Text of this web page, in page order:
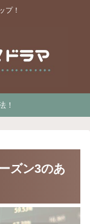
プ！
！
ズン3のあ